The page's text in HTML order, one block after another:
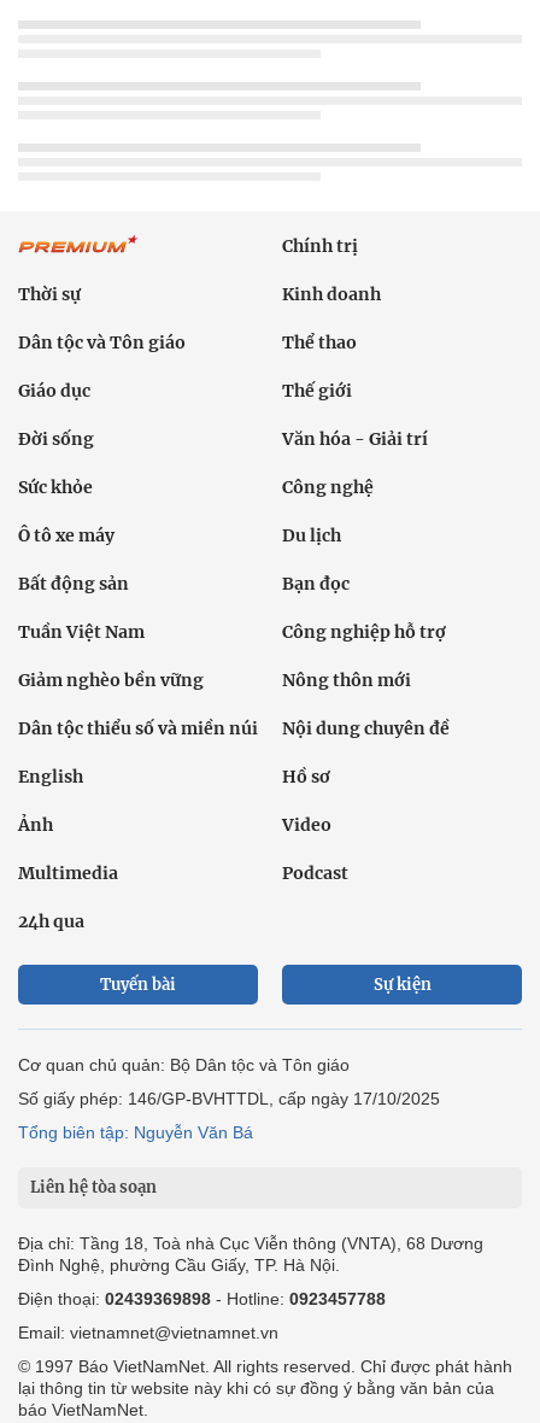
Chính trị
Thời sự Kinh doanh
Dân tộc và Tôn giáo Thể thao
Giáo dục Thế giới
Đời sống Văn hóa - Giải trí
Sức khỏe Công nghệ
Ô tô xe máy Du lịch
Bất động sản Bạn đọc
Tuần Việt Nam Công nghiệp hỗ trợ
Giảm nghèo bền vững Nông thôn mới
Dân tộc thiểu số và miền núi Nội dung chuyên đề
English Hồ sơ
Ảnh Video
Multimedia Podcast
24h qua
Tuyến bài Sự kiện
Cơ quan chủ quản: Bộ Dân tộc và Tôn giáo
Số giấy phép: 146/GP-BVHTTDL, cấp ngày 17/10/2025
Tổng biên tập: Nguyễn Văn Bá
Liên hệ tòa soạn
Địa chỉ: Tầng 18, Toà nhà Cục Viễn thông (VNTA), 68 Dương
Đình Nghệ, phường Cầu Giấy, TP. Hà Nội.
Điện thoại: 02439369898 - Hotline: 0923457788
Email: vietnamnet@vietnamnet.vn
© 1997 Báo VietNamNet. All rights reserved. Chỉ được phát hành
lại thông tin từ website này khi có sự đồng ý bằng văn bản của
báo VietNamNet.